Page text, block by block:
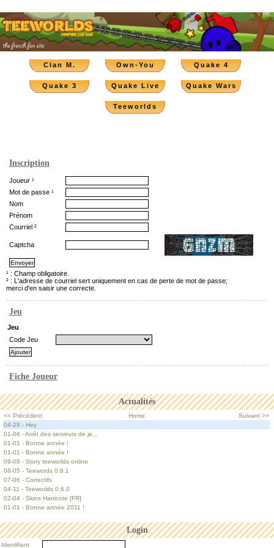
Clan M. Own-You Quake 4
Quake 3 Quake Live Quake Wars
Teeworlds
Actualités
<< Précédent Home
Suivant >>
04-28 - Hey
01-06 - Arrêt des serveurs de je...
01-01 - Bonne année !
01-01 - Bonne année !
09-08 - Story teeworlds online
08-05 - Teewords 0.6.1
07-06 - Correctifs
04-11 - Teeworlds 0.6.0
02-04 - Skins Harricote [FR]
01-01 - Bonne année 2011 !
Login
Identifiant
Inscription
Joueur ¹
Mot de passe ¹
Nom
Prénom
Courriel ²
Captcha
¹ : Champ obligatoire.
² : L'adresse de courriel sert uniquement en cas de perte de mot de passe;
merci d'en saisir une correcte.
Jeu
Jeu
Code Jeu
Fiche Joueur